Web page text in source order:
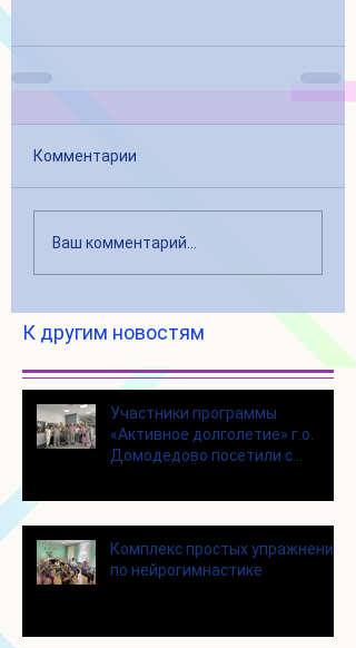
Комментарии
Ваш комментарий...
К другим новостям
Участники программы
«Активное долголетие» г.о.
Домодедово посетили с
Щелково
Комплекс простых упражнений
по нейрогимнастике